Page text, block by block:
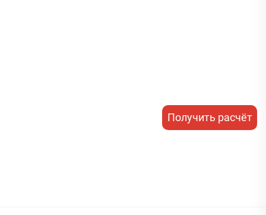
Получить расчёт